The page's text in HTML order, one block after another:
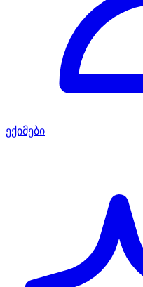
ექიმები